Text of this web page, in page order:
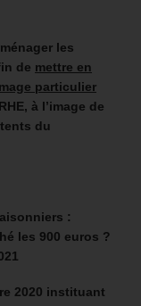
les
de mettre en
particulier
à l’image de
du
:
les 900 euros ?
2020 instituant